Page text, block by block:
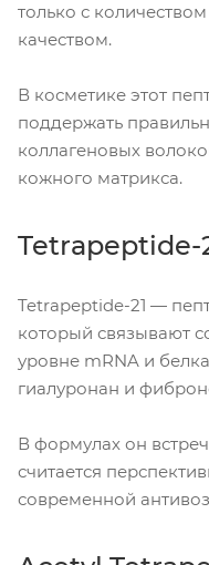
только с
качеством.
В косметике этот
поддержать
коллагеновых
кожного матрикса.
Tetrapeptide-
Tetrapeptide-21 —
который связывают
уровне mRNA и
гиалуронан и
В формулах он
считается
современной